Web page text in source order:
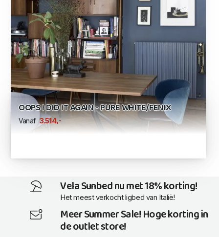
OOPS I DID IT AGAIN - PURE WHITE/FENIX
Vanaf 3.514,-
Vela Sunbed nu met 18% korting!
Het meest verkocht ligbed van Italië!
Meer Summer Sale! Hoge korting in
de outlet store!